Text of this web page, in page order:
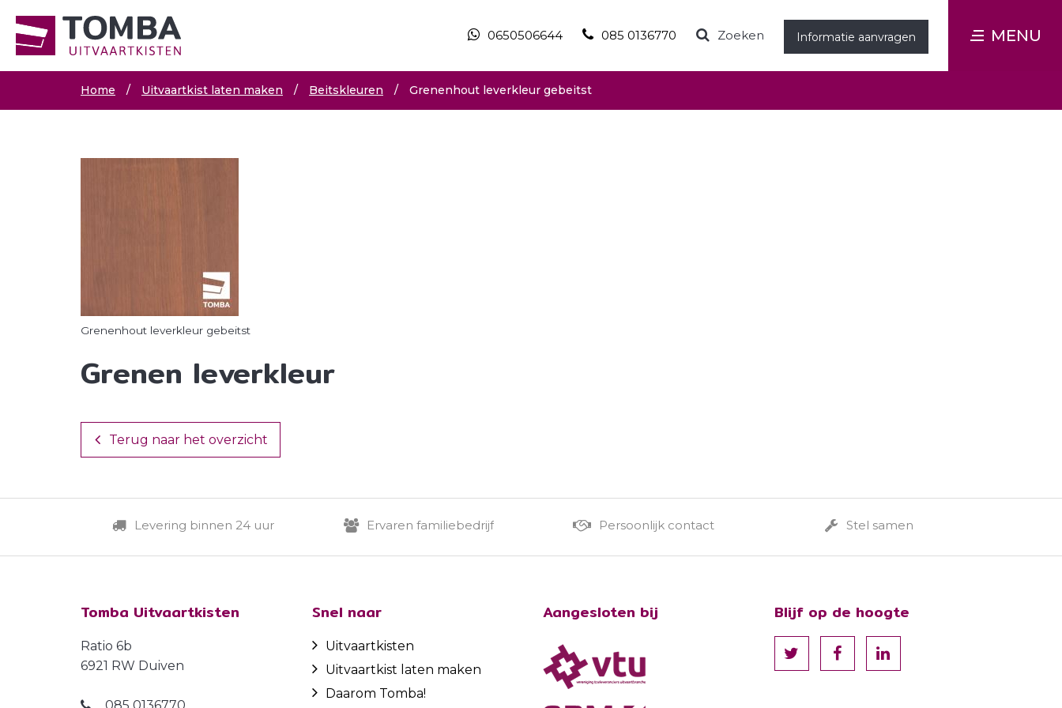
MENU
Informatie aanvragen
Zoeken
085 0136770
0650506644
Home / Uitvaartkist laten maken / Beitskleuren / Grenenhout leverkleur gebeitst
Grenenhout leverkleur gebeitst
Grenen leverkleur
Terug naar het overzicht
Levering binnen 24 uur Ervaren familiebedrijf Persoonlijk contact Stel samen
Tomba Uitvaartkisten
Ratio 6b
6921 RW Duiven
Snel naar
Uitvaartkisten
Uitvaartkist laten maken
Daarom Tomba!
Aangesloten bij Blijf op de hoogte